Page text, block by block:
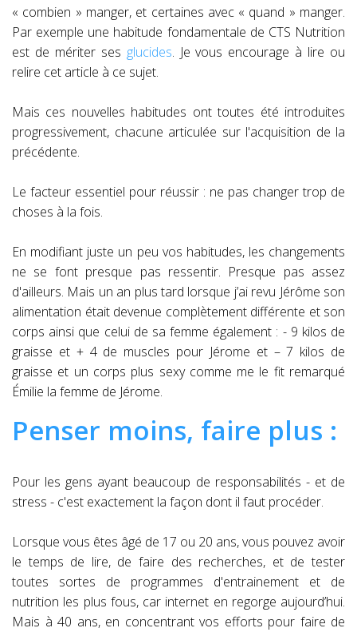
« combien » manger, et certaines avec « quand » manger.
Par exemple une habitude fondamentale de CTS Nutrition
est de mériter ses glucides. Je vous encourage à lire ou
relire cet article à ce sujet.
Mais ces nouvelles habitudes ont toutes été introduites
progressivement, chacune articulée sur l'acquisition de la
précédente.
Le facteur essentiel pour réussir : ne pas changer trop de
choses à la fois.
En modifiant juste un peu vos habitudes, les changements
ne se font presque pas ressentir. Presque pas assez
d'ailleurs. Mais un an plus tard lorsque j’ai revu Jérôme son
alimentation était devenue complètement différente et son
corps ainsi que celui de sa femme également : - 9 kilos de
graisse et + 4 de muscles pour Jérome et – 7 kilos de
graisse et un corps plus sexy comme me le fit remarqué
Émilie la femme de Jérome.
Penser moins, faire plus :
Pour les gens ayant beaucoup de responsabilités - et de
stress - c'est exactement la façon dont il faut procéder.
Lorsque vous êtes âgé de 17 ou 20 ans, vous pouvez avoir
le temps de lire, de faire des recherches, et de tester
toutes sortes de programmes d'entrainement et de
nutrition les plus fous, car internet en regorge aujourd’hui.
Mais à 40 ans, en concentrant vos efforts pour faire de